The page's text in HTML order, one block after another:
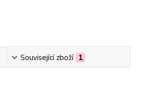
Související zboží 1